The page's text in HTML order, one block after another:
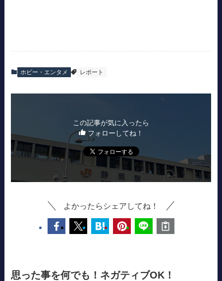
ホビー・エンタメ レポート
この記事が気に入ったら
フォローしてね！
よかったらシェアしてね！
思った事を何でも！ネガティブOK！